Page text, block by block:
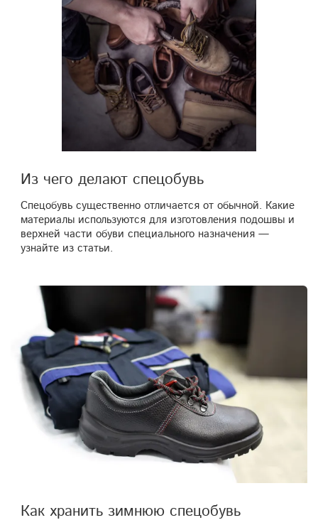
Из чего делают спецобувь
Спецобувь существенно отличается от обычной. Какие
материалы используются для изготовления подошвы и
верхней части обуви специального назначения —
узнайте из статьи.
Как хранить зимнюю спецобувь